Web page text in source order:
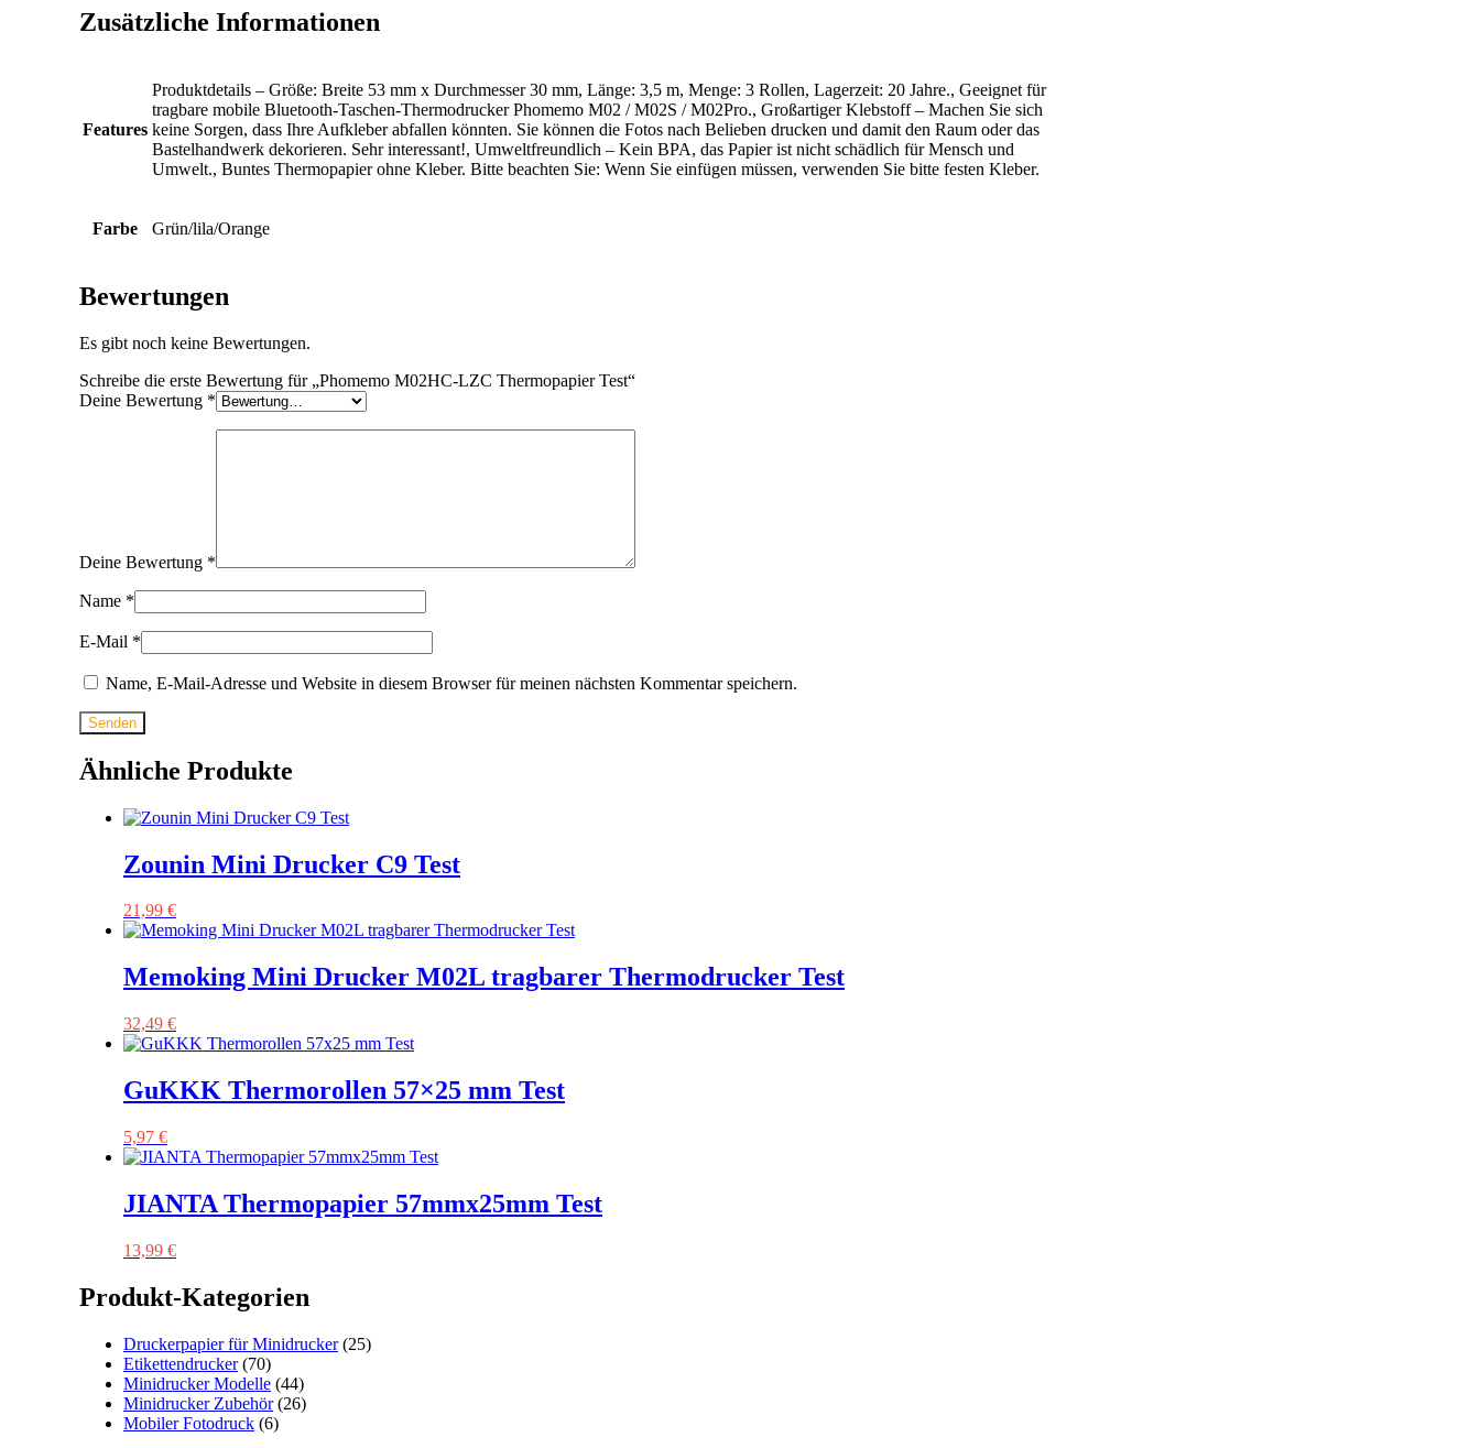
Zusätzliche Informationen
Features
Produktdetails – Größe: Breite 53 mm x Durchmesser 30 mm, Länge: 3,5 m, Menge: 3 Rollen, Lagerzeit: 20 Jahre., Geeignet für
tragbare mobile Bluetooth-Taschen-Thermodrucker Phomemo M02 / M02S / M02Pro., Großartiger Klebstoff – Machen Sie sich
keine Sorgen, dass Ihre Aufkleber abfallen könnten. Sie können die Fotos nach Belieben drucken und damit den Raum oder das
Bastelhandwerk dekorieren. Sehr interessant!, Umweltfreundlich – Kein BPA, das Papier ist nicht schädlich für Mensch und
Umwelt., Buntes Thermopapier ohne Kleber. Bitte beachten Sie: Wenn Sie einfügen müssen, verwenden Sie bitte festen Kleber.
Farbe Grün/lila/Orange
Bewertungen
Es gibt noch keine Bewertungen.
Schreibe die erste Bewertung für „Phomemo M02HC-LZC Thermopapier Test“
Deine Bewertung *
Deine Bewertung *
Name *
E-Mail *
Name, E-Mail-Adresse und Website in diesem Browser für meinen nächsten Kommentar speichern.
Ähnliche Produkte
Zounin Mini Drucker C9 Test
21,99 €
Memoking Mini Drucker M02L tragbarer Thermodrucker Test
32,49 €
GuKKK Thermorollen 57×25 mm Test
5,97 €
JIANTA Thermopapier 57mmx25mm Test
13,99 €
Produkt-Kategorien
Druckerpapier für Minidrucker (25)
Etikettendrucker (70)
Minidrucker Modelle (44)
Minidrucker Zubehör (26)
Mobiler Fotodruck (6)